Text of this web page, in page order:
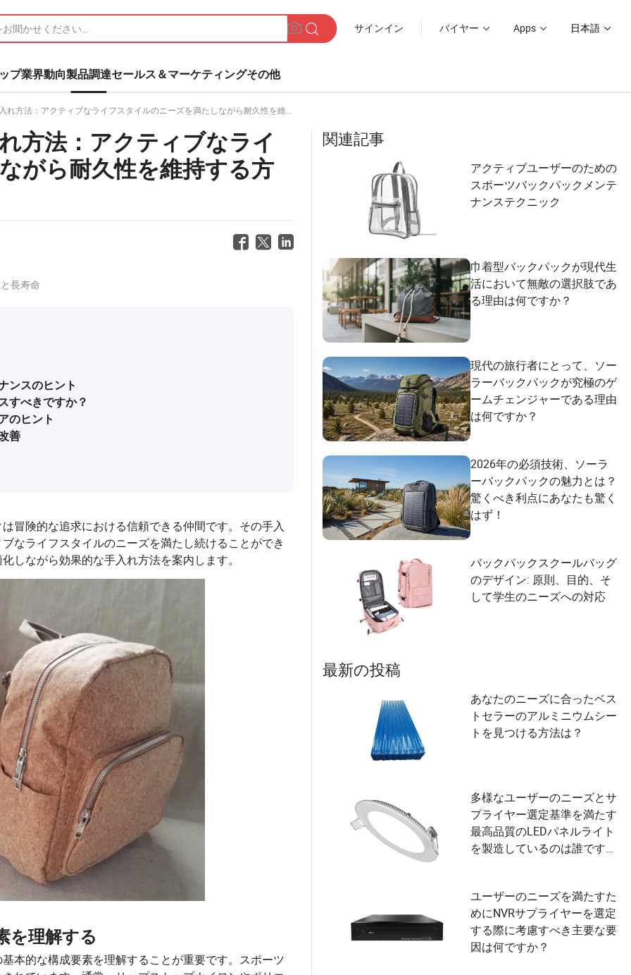
サインイン バイヤー Apps 日本語
プ業界動向製品調達セールス＆マーケティングその他
法：アクティブなライフスタイルのニーズを満たしながら耐久性を維持する方法
方法：アクティブなライ
がら耐久性を維持する方
長寿命
ンスのヒント
すべきですか？
のヒント
善
冒険的な追求における信頼できる仲間です。その手入
なライフスタイルのニーズを満たし続けることができ
しながら効果的な手入れ方法を案内します。
を理解する
本的な構成要素を理解することが重要です。スポーツ
関連記事
アクティブユーザーのための
スポーツバックパックメンテ
ナンステクニック
巾着型バックパックが現代生
活において無敵の選択肢であ
る理由は何ですか？
現代の旅行者にとって、ソー
ラーバックパックが究極のゲ
ームチェンジャーである理由
は何ですか？
2026年の必須技術、ソーラ
ーバックパックの魅力とは？
驚くべき利点にあなたも驚く
はず！
バックパックスクールバッグ
のデザイン: 原則、目的、そ
して学生のニーズへの対応
最新の投稿
あなたのニーズに合ったベス
トセラーのアルミニウムシー
トを見つける方法は？
多様なユーザーのニーズとサ
プライヤー選定基準を満たす
最高品質のLEDパネルライト
を製造しているのは誰です
ユーザーのニーズを満たすた
めにNVRサプライヤーを選定
する際に考慮すべき主要な要
因は何ですか？